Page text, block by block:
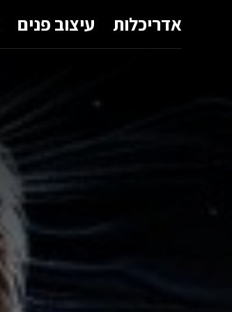
אדריכלות עיצוב פנים